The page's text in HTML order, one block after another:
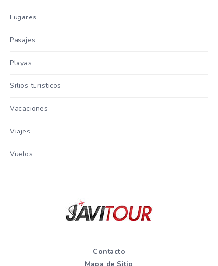
Lugares
Pasajes
Playas
Sitios turisticos
Vacaciones
Viajes
Vuelos
Contacto
Mapa de Sitio